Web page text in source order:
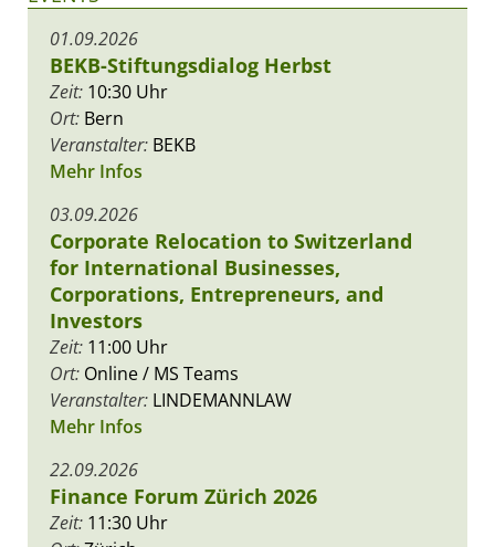
01.09.2026
BEKB-Stiftungsdialog Herbst
Zeit: 10:30 Uhr
Ort: Bern
Veranstalter: BEKB
Mehr Infos
03.09.2026
Corporate Relocation to Switzerland
for International Businesses,
Corporations, Entrepreneurs, and
Investors
Zeit: 11:00 Uhr
Ort: Online / MS Teams
Veranstalter: LINDEMANNLAW
Mehr Infos
22.09.2026
Finance Forum Zürich 2026
Zeit: 11:30 Uhr